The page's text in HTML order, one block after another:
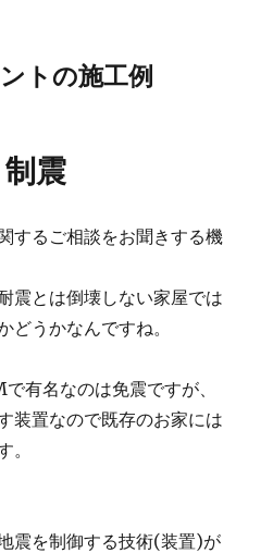
トの施工例
震
するご相談をお聞きする機
震とは倒壊しない家屋では
どうかなんですね。
有名なのは免震ですが、
装置なので既存のお家には
。
震を制御する技術(装置)が